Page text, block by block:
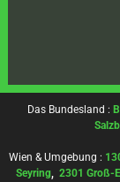
Das Bundesland :
Wien & Umgebung :
Seyring, 2301 Groß-